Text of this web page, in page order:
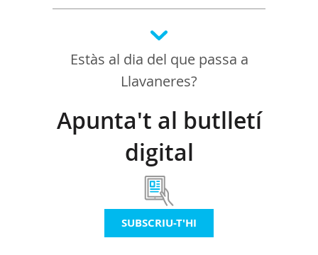
Estàs al dia del que passa a
Llavaneres?
Apunta't al butlletí
digital
SUBSCRIU-T'HI